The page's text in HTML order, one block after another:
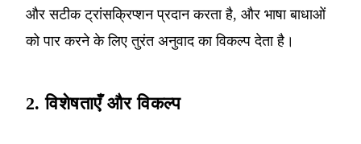
और सटीक ट्रांसक्रिप्शन प्रदान करता है, और भाषा बाधाओं
को पार करने के लिए तुरंत अनुवाद का विकल्प देता है।
2. विशेषताएँ और विकल्प